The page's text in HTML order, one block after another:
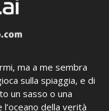
ma a me sembra
sulla spiaggia, e di
un sasso o una
della verità